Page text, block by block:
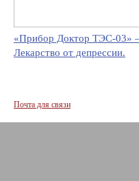
«Прибор Доктор ТЭС-03»
Лекарство от депрессии.
Почта для связи